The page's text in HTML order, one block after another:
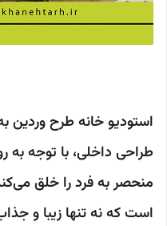
استودیو خانه طرح وردین
طراحی داخلی، با توجه
منحصر به فرد را خلق
است که نه تنها زیبا و